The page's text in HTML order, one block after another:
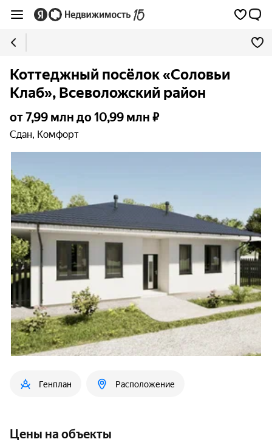
Коттеджный посёлок «Соловьи
Клаб», Всеволожский район
от 7,99 млн до 10,99 млн ₽
Сдан, Комфорт
Генплан Расположение
Цены на объекты